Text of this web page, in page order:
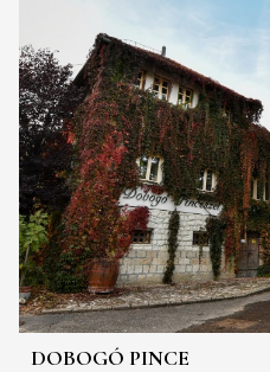
DOBOGÓ PINCE